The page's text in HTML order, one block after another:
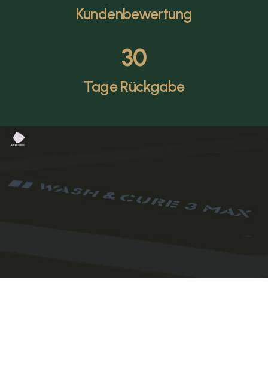
Kundenbewertung
30
Tage Rückgabe